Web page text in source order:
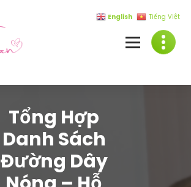
Tổng Hợp
Danh Sách
Đường Dây
English Tiếng Việt